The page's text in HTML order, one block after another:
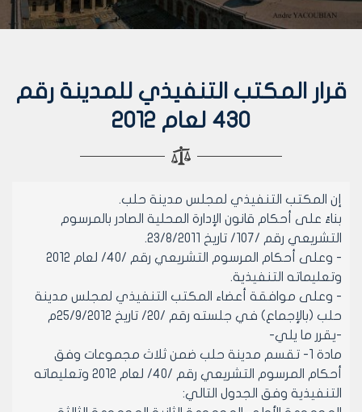
قرار المكتب التنفيذي للمدينة رقم
430 لعام 2012
إن المكتب التنفيذي لمجلس مدينة حلب.
بناءً على أحكام قانون الإدارة المحلية الصادر بالمرسوم
التشريعي رقم /107/ تاريخ 23/8/2011.
- وعلى أحكام المرسوم التشريعي رقم /40/ لعام 2012
وتعليماته التنفيذية.
- وعلى موافقة أعضاء المكتب التنفيذي لمجلس مدينة
حلب (بالإجماع) في جلسته رقم /20/ تاريخ 25/9/2012م
-يقرر ما يلي-
مادة 1- تقسم مدينة حلب ضمن ثلاث مجموعات وفق
أحكام المرسوم التشريعي رقم /40/ لعام 2012 وتعليماته
التنفيذية وفق الجدول التالي: